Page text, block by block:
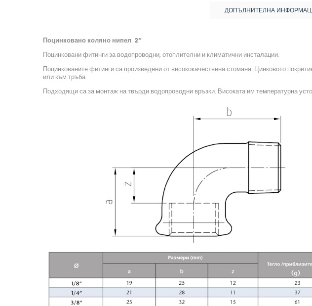
ДОПЪЛНИТЕЛНА
Поцинковано коляно нипел 2“
Поцинковани фитинги за водопроводни, отоплителни и климатични инсталации.
Поцинкованите фитинги са произведени от висококачествена стомана. Цинковото
или към тръба.
Подходящи са за монтаж на твърди водопроводни връзки. Високата им температурна